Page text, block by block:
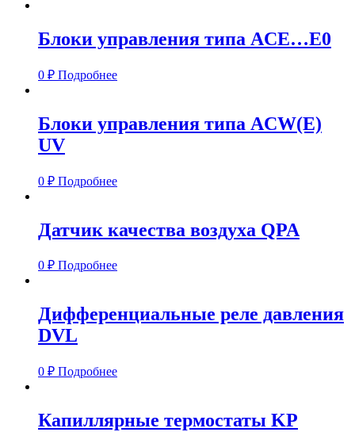
Блоки управления типа ACE…E0
0 ₽ Подробнее
Блоки управления типа ACW(E)
UV
0 ₽ Подробнее
Датчик качества воздуха QPA
0 ₽ Подробнее
Дифференциальные реле давления
DVL
0 ₽ Подробнее
Капиллярные термостаты KP